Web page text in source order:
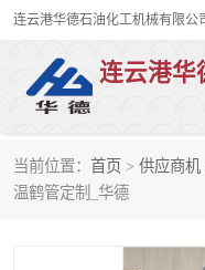
当前位置： 首页 > 供应商机
温鹤管定制_华德
陆用流体装卸臂